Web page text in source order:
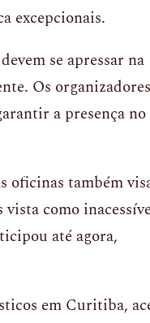
excepcionais.
se apressar na
Os organizadores
a presença no
oficinas também
como
até agora,
em Curitiba,